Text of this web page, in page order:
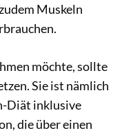
Muskeln
möchte, sollte
Sie ist nämlich
Diät inklusive
die über einen